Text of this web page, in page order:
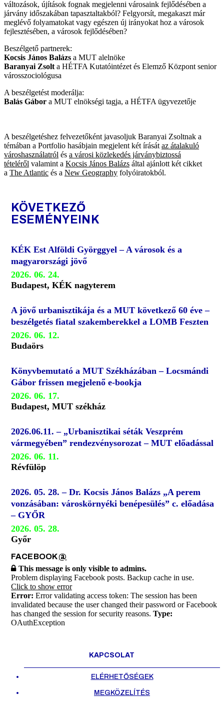
változások, újítások fognak megjelenni városaink fejlődésében a
járvány időszakában tapasztaltakból? Felgyorsít, megakaszt már
meglévő folyamatokat vagy egészen új irányokat hoz a városok
fejlesztésében, a városok fejlődésében?
Beszélgető partnerek:
Kocsis János Balázs a MUT alelnöke
Baranyai Zsolt a HÉTFA Kutatóintézet és Elemző Központ senior
városszociológusa
A beszélgetést moderálja:
Balás Gábor a MUT elnökségi tagja, a HÉTFA ügyvezetője
A beszélgetéshez felvezetőként javasoljuk Baranyai Zsoltnak a
témában a Portfolio hasábjain megjelent két írását az átalakuló
városhasználatról és a városi közlekedés járványbiztossá
tételéről valamint a Kocsis János Balázs által ajánlott két cikket
a The Atlantic és a New Geography folyóiratokból.
KÖVETKEZŐ
ESEMÉNYEINK
KÉK Est Alföldi Györggyel – A városok és a
magyarországi jövő
2026. 06. 24.
Budapest, KÉK nagyterem
A jövő urbanisztikája és a MUT következő 60 éve –
beszélgetés fiatal szakemberekkel a LOMB Feszten
2026. 06. 12.
Budaörs
Könyvbemutató a MUT Székházában – Locsmándi
Gábor frissen megjelenő e-bookja
2026. 06. 17.
Budapest, MUT székház
2026.06.11. – „Urbanisztikai séták Veszprém
vármegyében” rendezvénysorozat – MUT előadással
2026. 06. 11.
Révfülöp
2026. 05. 28. – Dr. Kocsis János Balázs „A perem
vonzásában: városkörnyéki benépesülés” c. előadása
– GYŐR
2026. 05. 28.
Győr
FACEBOOK@
This message is only visible to admins.
Problem displaying Facebook posts. Backup cache in use.
Click to show error
Error: Error validating access token: The session has been
invalidated because the user changed their password or Facebook
has changed the session for security reasons. Type:
OAuthException
KAPCSOLAT
ELÉRHETŐSÉGEK
MEGKÖZELÍTÉS